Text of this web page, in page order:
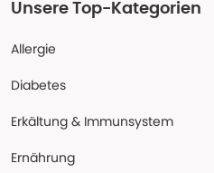
Unsere Top-Kategorien
Allergie
Diabetes
Erkältung & Immunsystem
Ernährung